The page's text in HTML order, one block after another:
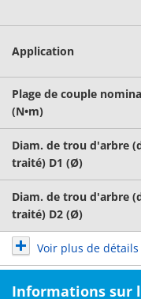
Application
Plage de couple
(N•m)
Diam. de trou d'arbre
traité) D1 (Ø)
Diam. de trou d'arbre
traité) D2 (Ø)
Voir plus de
Informations sur